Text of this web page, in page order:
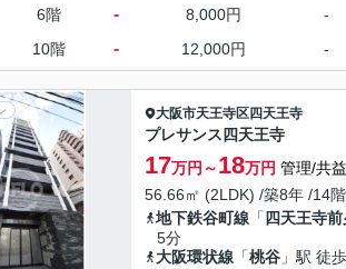
6階 - 8,000円 -
10階 - 12,000円 -
大阪市天王寺区四天王寺
プレサンス四天王寺
17万円～18万円 管理/共
56.66㎡ (2LDK) /築8年 /14
地下鉄谷町線 「 四天王寺
5分
大阪環状線 「桃谷 」駅 徒